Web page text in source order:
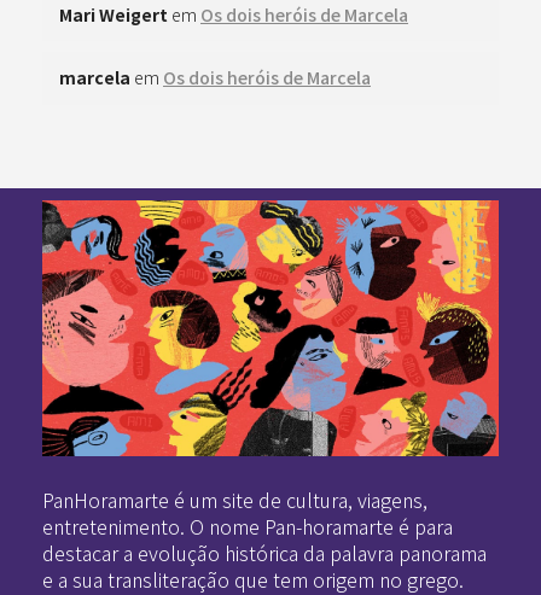
Mari Weigert em Os dois heróis de Marcela
marcela em Os dois heróis de Marcela
PanHoramarte é um site de cultura, viagens,
entretenimento. O nome Pan-horamarte é para
destacar a evolução histórica da palavra panorama
e a sua transliteração que tem origem no grego.